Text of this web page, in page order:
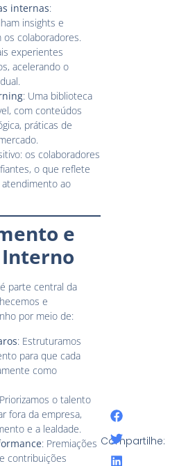
internas:
insights e
colaboradores.
experientes
acelerando o
: Uma biblioteca
com conteúdos
práticas de
os colaboradores
o que reflete
ao
e
parte central da
e
por meio de:
: Estruturamos
para que cada
como
o talento
fora da empresa,
e a lealdade.
: Premiações
contribuições
Compartilhe: